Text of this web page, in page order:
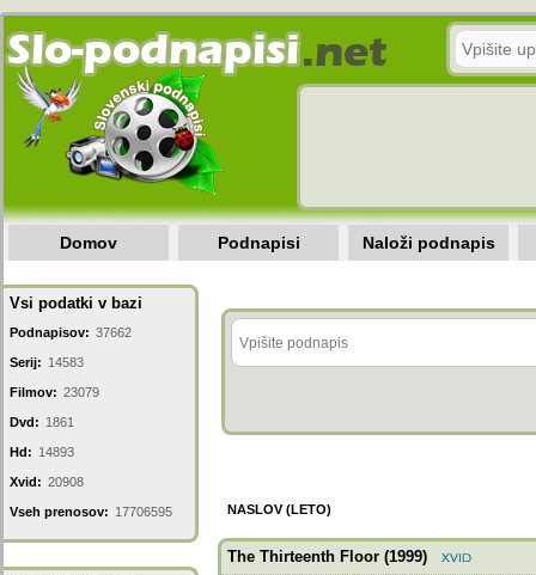
Domov Podnapisi Naloži podnapis
Vsi podatki v bazi
Podnapisov: 37662
Serij: 14583
Filmov: 23079
Dvd: 1861
Hd: 14893
Xvid: 20908
Vseh prenosov: 17706595 NASLOV (LETO)
The Thirteenth Floor (1999)